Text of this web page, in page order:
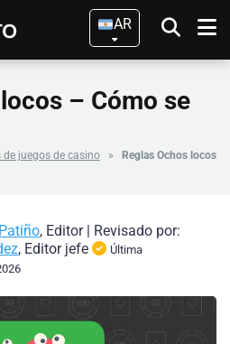
AR
– Cómo se
de juegos de casino »
Reglas Ochos locos
, Editor | Revisado por:
, Editor jefe
Última